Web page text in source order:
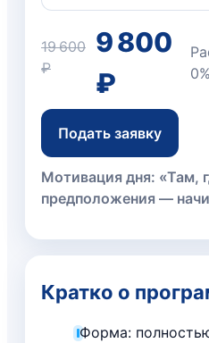
19 600
₽
9 800
₽
0%
Подать заявку
Мотивация дня: «Там,
предположения —
Кратко о
Форма: